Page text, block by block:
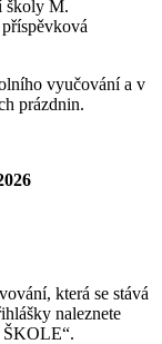
školy M.
vyučování a v
prázdnin.
která se stává
naleznete
ŠKOLE“.